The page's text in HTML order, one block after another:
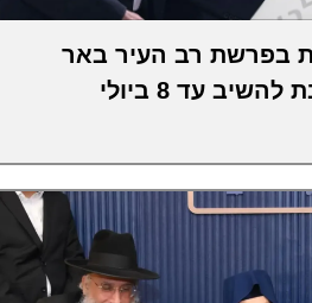
בפרשת רב העיר באר
עד 8 ביולי